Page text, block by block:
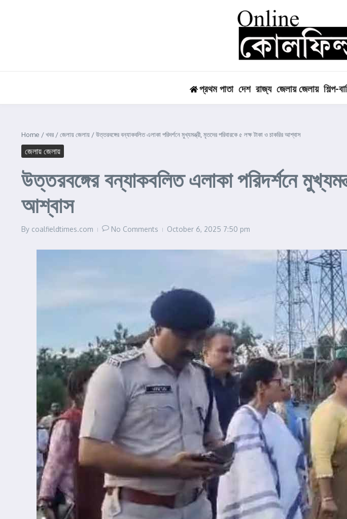
প্রথম পাতা দেশ রাজ্য জেলায় জেলায় শিল্প-
Home /খবর /জেলায় জেলায় /উত্তরবঙ্গের বন্যাকবলিত এলাকা পরিদর্শনে মুখ্যমন্ত্রী, মৃতদের পরিবারকে ৫ লক্ষ টাকা ও চাকরির আশ্বাস
জেলায় জেলায়
উত্তরবঙ্গের বন্যাকবলিত এলাকা পরিদর্শনে
আশ্বাস
By coalfieldtimes.com No Comments October 6, 2025 7:50 pm